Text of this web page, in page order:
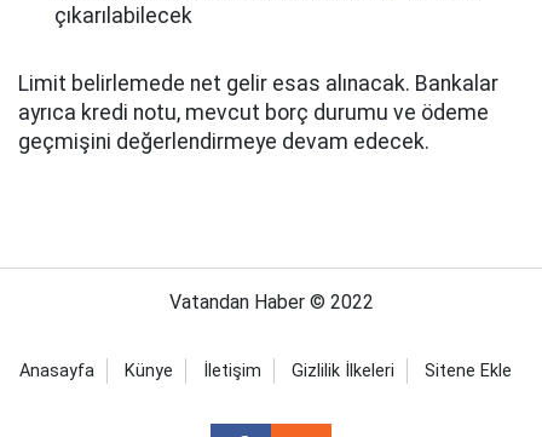
çıkarılabilecek
Limit belirlemede net gelir esas alınacak. Bankalar
ayrıca kredi notu, mevcut borç durumu ve ödeme
geçmişini değerlendirmeye devam edecek.
Vatandan Haber © 2022
Anasayfa Künye İletişim Gizlilik İlkeleri Sitene Ekle